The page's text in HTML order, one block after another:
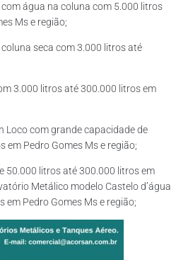
água na coluna com 5.000 litros
Ms e região;
seca com 3.000 litros até
3.000 litros até 300.000 litros em
Loco com grande capacidade de
em Pedro Gomes Ms e região;
50.000 litros até 300.000 litros em
Metálico modelo Castelo d’água
Pedro Gomes Ms e região;